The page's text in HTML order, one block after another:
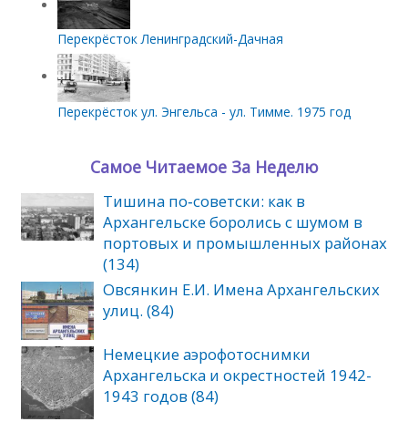
Перекрёсток Ленинградский-Дачная
Перекрёсток ул. Энгельса - ул. Тимме. 1975 год
Самое Читаемое За Неделю
Тишина по‑советски: как в
Архангельске боролись с шумом в
портовых и промышленных районах
(134)
Овсянкин Е.И. Имена Архангельских
улиц. (84)
Немецкие аэрофотоснимки
Архангельска и окрестностей 1942-
1943 годов (84)